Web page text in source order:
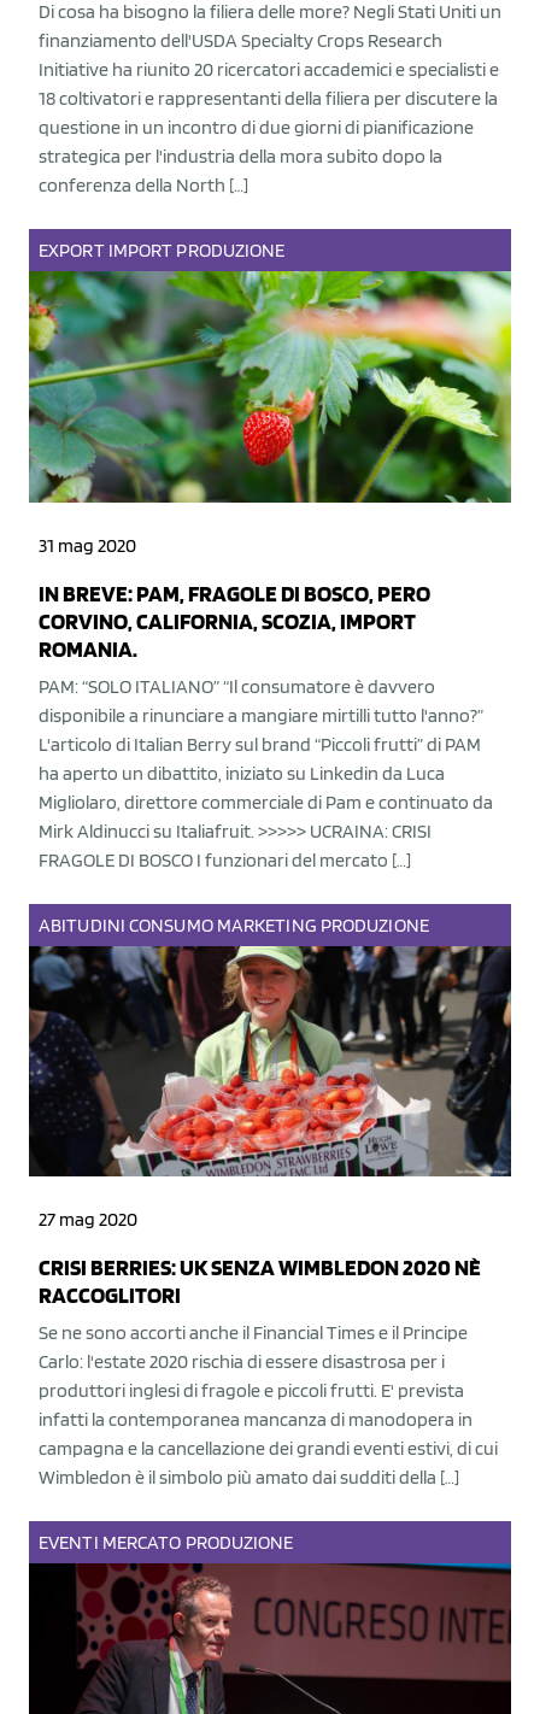
Di cosa ha bisogno la filiera delle more? Negli Stati Uniti un
finanziamento dell'USDA Specialty Crops Research
Initiative ha riunito 20 ricercatori accademici e specialisti e
18 coltivatori e rappresentanti della filiera per discutere la
questione in un incontro di due giorni di pianificazione
strategica per l'industria della mora subito dopo la
conferenza della North […]
EXPORT IMPORT PRODUZIONE
31 mag 2020
IN BREVE: PAM, FRAGOLE DI BOSCO, PERO
CORVINO, CALIFORNIA, SCOZIA, IMPORT
ROMANIA.
PAM: “SOLO ITALIANO” “Il consumatore è davvero
disponibile a rinunciare a mangiare mirtilli tutto l'anno?”
L'articolo di Italian Berry sul brand “Piccoli frutti” di PAM
ha aperto un dibattito, iniziato su Linkedin da Luca
Migliolaro, direttore commerciale di Pam e continuato da
Mirk Aldinucci su Italiafruit. >>>>> UCRAINA: CRISI
FRAGOLE DI BOSCO I funzionari del mercato […]
ABITUDINI CONSUMO MARKETING PRODUZIONE
27 mag 2020
CRISI BERRIES: UK SENZA WIMBLEDON 2020 NÈ
RACCOGLITORI
Se ne sono accorti anche il Financial Times e il Principe
Carlo: l'estate 2020 rischia di essere disastrosa per i
produttori inglesi di fragole e piccoli frutti. E' prevista
infatti la contemporanea mancanza di manodopera in
campagna e la cancellazione dei grandi eventi estivi, di cui
Wimbledon è il simbolo più amato dai sudditi della […]
EVENTI MERCATO PRODUZIONE